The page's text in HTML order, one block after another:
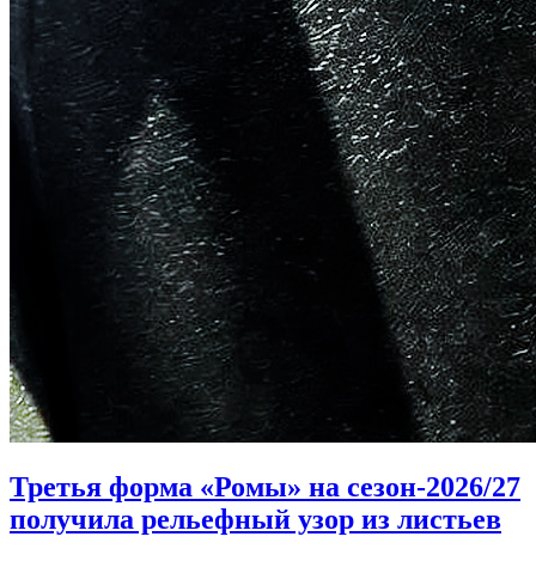
Третья форма «Ромы» на сезон-2026/27
получила рельефный узор из листьев